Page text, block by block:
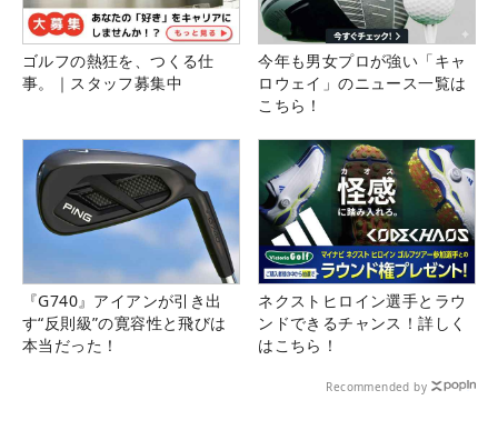
ゴルフの熱狂を、つくる仕
事。｜スタッフ募集中
今年も男女プロが強い「キャ
ロウェイ」のニュース一覧は
こちら！
『G740』アイアンが引き出
す“反則級”の寛容性と飛びは
本当だった！
ネクストヒロイン選手とラウ
ンドできるチャンス！詳しく
はこちら！
Recommended by